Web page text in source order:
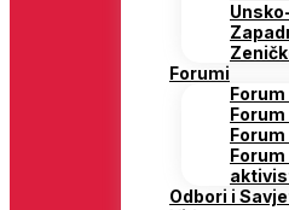
Forumi
Forum
Odbori i